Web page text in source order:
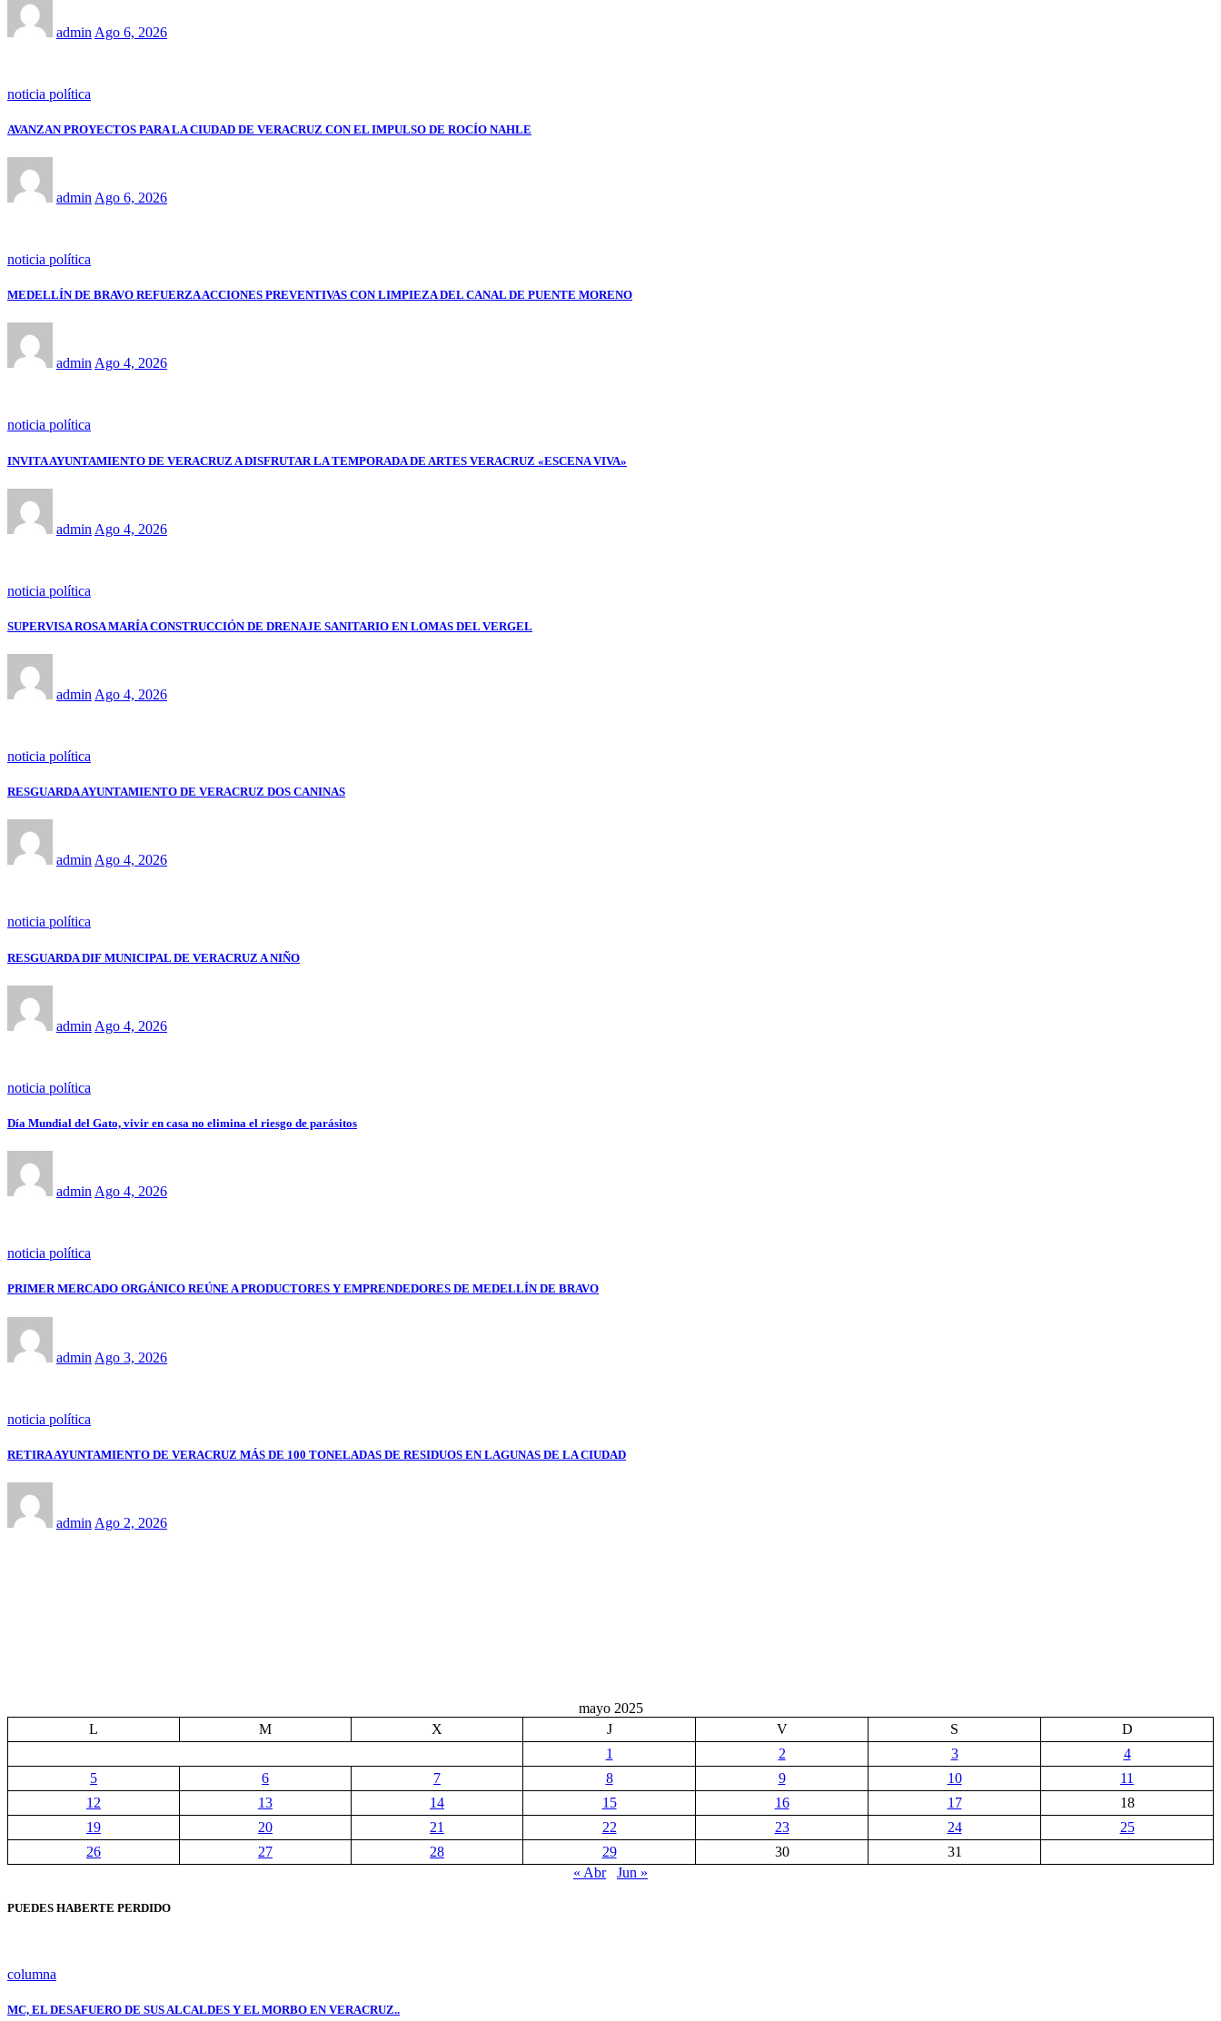
admin Ago 6, 2026
noticia política
AVANZAN PROYECTOS PARA LA CIUDAD DE VERACRUZ CON EL IMPULSO DE ROCÍO NAHLE
admin Ago 6, 2026
noticia política
MEDELLÍN DE BRAVO REFUERZA ACCIONES PREVENTIVAS CON LIMPIEZA DEL CANAL DE PUENTE MORENO
adminAgo 4, 2026
noticia política
INVITA AYUNTAMIENTO DE VERACRUZ A DISFRUTAR LA TEMPORADA DE ARTES VERACRUZ «ESCENA VIVA»
admin Ago 4, 2026
noticia política
SUPERVISA ROSA MARÍA CONSTRUCCIÓN DE DRENAJE SANITARIO EN LOMAS DEL VERGEL
admin Ago 4, 2026
noticia política
RESGUARDA AYUNTAMIENTO DE VERACRUZ DOS CANINAS
adminAgo 4, 2026
noticia política
RESGUARDA DIF MUNICIPAL DE VERACRUZ A NIÑO
admin Ago 4, 2026
noticia política
Día Mundial del Gato, vivir en casa no elimina el riesgo de parásitos
admin Ago 4, 2026
noticia política
PRIMER MERCADO ORGÁNICO REÚNE A PRODUCTORES Y EMPRENDEDORES DE MEDELLÍN DE BRAVO
admin Ago 3, 2026
noticia política
RETIRA AYUNTAMIENTO DE VERACRUZ MÁS DE 100 TONELADAS DE RESIDUOS EN LAGUNAS DE LA CIUDAD
admin Ago 2, 2026
mayo 2025
L
M X J V S
D
1
2 3
4
5
6 7 8 9 10
11
12
13 14 15 16 17
18
19
20 21 22 23 24
25
26
27 28 29 30
31
« Abr
Jun »
PUEDES HABERTE PERDIDO
columna
MC, EL DESAFUERO DE SUS ALCALDES Y EL MORBO EN VERACRUZ..